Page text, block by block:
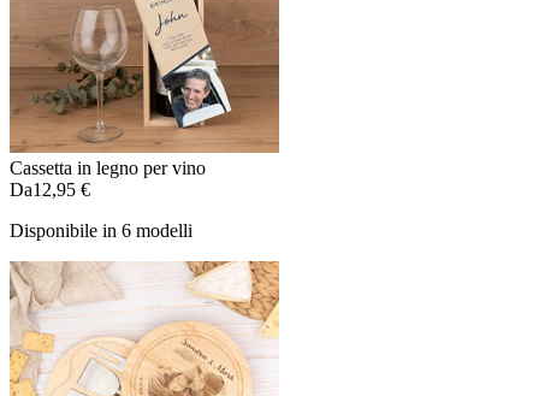
Cassetta in legno per vino
Da12,95 €
Disponibile in 6 modelli